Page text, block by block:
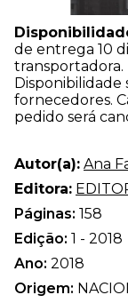
de entrega 10
transportadora.
Disponibilidade
fornecedores.
pedido será
Autor(a): Ana
Editora:
Páginas: 158
Edição: 1 - 2018
Ano: 2018
Origem: